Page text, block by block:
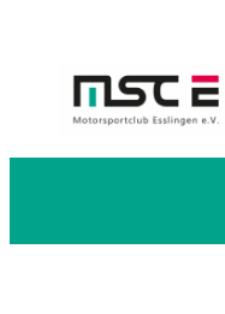
springen